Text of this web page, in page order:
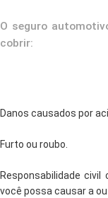
O seguro
cobrir:
Danos causados por
Furto ou roubo.
Responsabilidade
você possa causar a